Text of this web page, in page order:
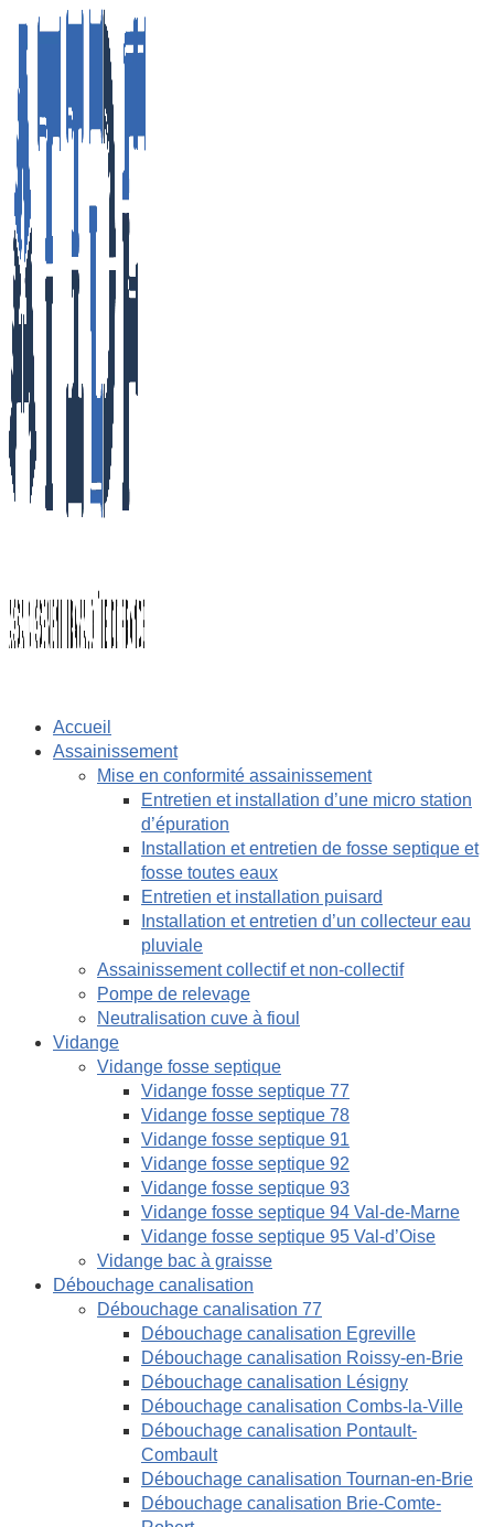
Accueil
Assainissement
Mise en conformité assainissement
Entretien et installation d’une micro station
d’épuration
Installation et entretien de fosse septique et
fosse toutes eaux
Entretien et installation puisard
Installation et entretien d’un collecteur eau
pluviale
Assainissement collectif et non-collectif
Pompe de relevage
Neutralisation cuve à fioul
Vidange
Vidange fosse septique
Vidange fosse septique 77
Vidange fosse septique 78
Vidange fosse septique 91
Vidange fosse septique 92
Vidange fosse septique 93
Vidange fosse septique 94 Val-de-Marne
Vidange fosse septique 95 Val-d’Oise
Vidange bac à graisse
Débouchage canalisation
Débouchage canalisation 77
Débouchage canalisation Egreville
Débouchage canalisation Roissy-en-Brie
Débouchage canalisation Lésigny
Débouchage canalisation Combs-la-Ville
Débouchage canalisation Pontault-
Combault
Débouchage canalisation Tournan-en-Brie
Débouchage canalisation Brie-Comte-